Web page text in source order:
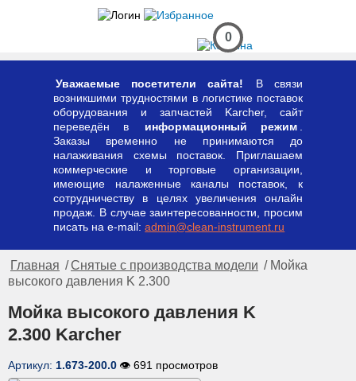
0
Уважаемые посетители сайта!
В связи
возникшими трудностями в логистике поставок
оборудования и запчастей Karcher, сайт
переведён в
информационный режим
Заказы временно не принимаются до
налаживания схемы поставок. Приглашаем
коммерческие и торговые организации,
имеющие налаженные каналы поставок, к
сотрудничеству в целях увеличения онлайн
продаж. В случае заинтересованности, просим
писать на e-mail:admin@clean-instrument.ru
Главная /Снятые с производства модели / Мойка
высокого давления K 2.300
Мойка высокого давления K
2.300 Karcher
Артикул: 1.673-200.0 👁 691 просмотров